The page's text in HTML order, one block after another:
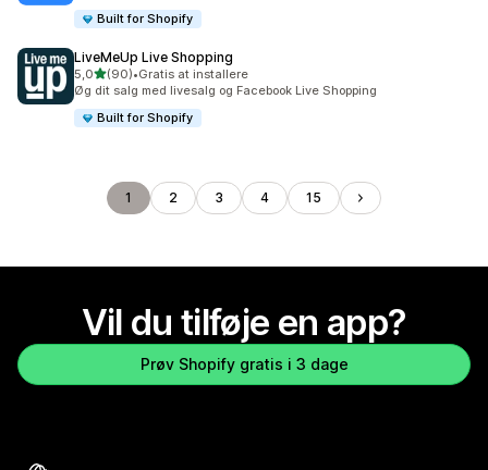
Built for Shopify
LiveMeUp Live Shopping
5,0ud af 5 stjerner
(90)
90 anmeldelser i alt
•Gratis at installere
Øg dit salg med livesalg og Facebook Live Shopping
Built for Shopify
1 2 3 4 15
Vil du tilføje en app?
Prøv Shopify gratis i 3 dage